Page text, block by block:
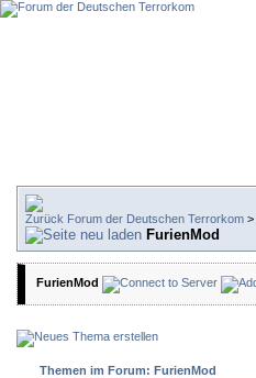
Forum der Deutschen Terrorkom >
FurienMod
FurienMod
Themen im Forum: FurienMod